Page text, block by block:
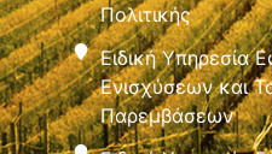
Πολιτικής
Ειδική Υπηρεσία
Ενισχύσεων και
Παρεμβάσεων